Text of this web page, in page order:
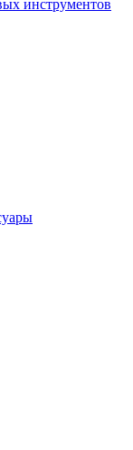
инструментов